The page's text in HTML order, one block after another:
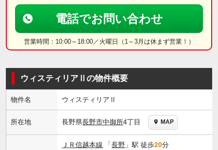
電話でお問い合わせ
営業時間：10:00～18:00／火曜日（1～3月は休まず営業！）
ウィスティリアⅡの物件概要
物件名 ウィスティリアⅡ
所在地 長野県長野市中御所4丁目 MAP
ＪＲ信越本線 「長野 」駅 徒歩20分